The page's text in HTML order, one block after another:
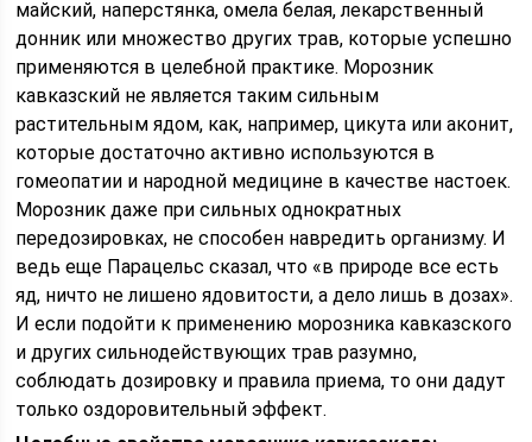
майский, наперстянка, омела белая, лекарственный
донник или множество других трав, которые успешно
применяются в целебной практике. Морозник
кавказский не является таким сильным
растительным ядом, как, например, цикута или аконит,
которые достаточно активно используются в
гомеопатии и народной медицине в качестве настоек.
Морозник даже при сильных однократных
передозировках, не способен навредить организму. И
ведь еще Парацельс сказал, что «в природе все есть
яд, ничто не лишено ядовитости, а дело лишь в дозах».
И если подойти к применению морозника кавказского
и других сильнодействующих трав разумно,
соблюдать дозировку и правила приема, то они дадут
только оздоровительный эффект.